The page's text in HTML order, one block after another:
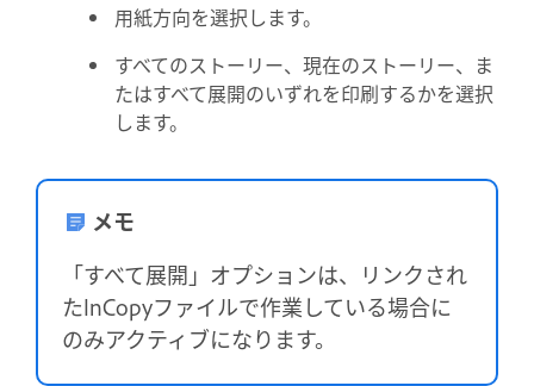
用紙方向を選択します。
すべてのストーリー、現在のストーリー、ま
たはすべて展開のいずれを印刷するかを選択
します。
メモ
「すべて展開」オプションは、リンクされ
たInCopyファイルで作業している場合に
のみアクティブになります。